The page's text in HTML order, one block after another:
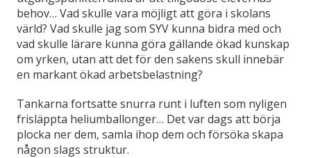
behov… Vad skulle vara möjligt att göra i skolans
värld? Vad skulle jag som SYV kunna bidra med och
vad skulle lärare kunna göra gällande ökad kunskap
om yrken, utan att det för den sakens skull innebär
en markant ökad arbetsbelastning?
Tankarna fortsatte snurra runt i luften som nyligen
frisläppta heliumballonger… Det var dags att börja
plocka ner dem, samla ihop dem och försöka skapa
någon slags struktur.